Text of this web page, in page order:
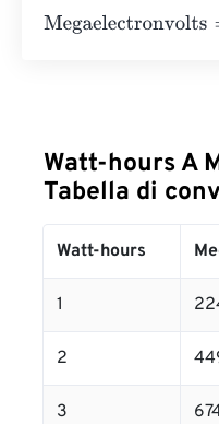
Megaelectronvolts=
Watt-hours A
Tabella di
Watt-hours
1
2
3